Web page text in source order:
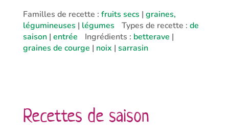
Familles de recette : fruits secs | graines,
légumineuses | légumes Types de recette : de
saison| entrée Ingrédients : betterave |
graines de courge | noix | sarrasin
Recettes de saison